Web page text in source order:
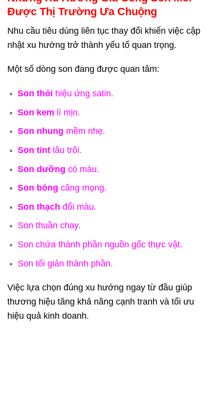
Được Thị Trường Ưa Chuộng
Nhu cầu tiêu dùng liên tục thay đổi khiến việc cập
nhật xu hướng trở thành yếu tố quan trọng.
Một số dòng son đang được quan tâm:
Son thỏi hiệu ứng satin.
Son kem lì mịn.
Son nhung mềm nhẹ.
Son tintlâu trôi.
Son dưỡng có màu.
Son bóng căng mọng.
Son thạch đổi màu.
Son thuần chay.
Son chứa thành phần nguồn gốc thực vật.
Son tối giản thành phần.
Việc lựa chọn đúng xu hướng ngay từ đầu giúp
thương hiệu tăng khả năng cạnh tranh và tối ưu
hiệu quả kinh doanh.